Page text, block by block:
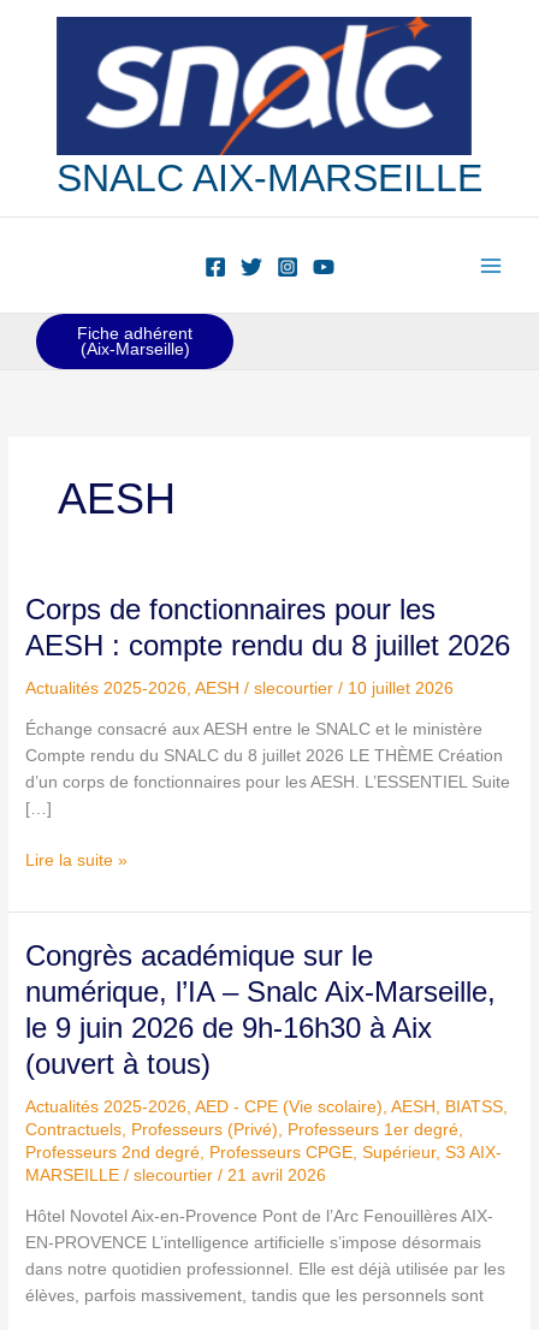
SNALC AIX-MARSEILLE
Fiche adhérent
(Aix-Marseille)
AESH
Corps de fonctionnaires pour les
AESH : compte rendu du 8 juillet 2026
Actualités 2025-2026,AESH /slecourtier/ 10 juillet 2026
Échange consacré aux AESH entre le SNALC et le ministère
Compte rendu du SNALC du 8 juillet 2026 LE THÈME Création
d’un corps de fonctionnaires pour les AESH. L’ESSENTIEL Suite
[…]
Corps
fonctionnaires
pour
AESH
:
compte
rendu
8
Lire la suite »
Congrès académique sur le
numérique, l’IA – Snalc Aix-Marseille,
le 9 juin 2026 de 9h-16h30 à Aix
(ouvert à tous)
Actualités 2025-2026,AED - CPE (Vie scolaire),AESH , BIATSS,
Contractuels, Professeurs (Privé), Professeurs 1er degré,
Professeurs 2nd degré, Professeurs CPGE, Supérieur,S3 AIX-
MARSEILLE /slecourtier/21 avril 2026
Hôtel Novotel Aix-en-Provence Pont de l’Arc Fenouillères AIX-
EN-PROVENCE L’intelligence artificielle s’impose désormais
dans notre quotidien professionnel. Elle est déjà utilisée par les
élèves, parfois massivement, tandis que les personnels sont
Congrès
académique
sur
le
numérique,
l’IA
–
Snalc
Aix-
Marseille,
le
9
juin
2026